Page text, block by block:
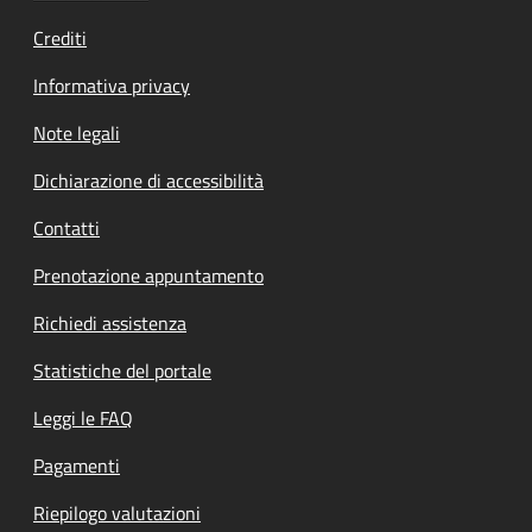
Crediti
Informativa privacy
Note legali
Dichiarazione di accessibilità
Contatti
Prenotazione appuntamento
Richiedi assistenza
Statistiche del portale
Leggi le FAQ
Pagamenti
Riepilogo valutazioni